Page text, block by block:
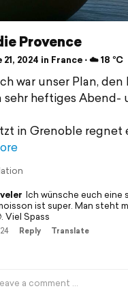
Provence
21, 2024 in France ⋅ ☁️ 18 °C
war unser Plan,
sehr heftiges
in Grenoble regnet
Ich wünsche euch eine
ist super. Man steht
Viel Spass
Reply Translate